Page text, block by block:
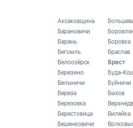
Аксаковщина
Барановичи
Барань
Бегомль
Белоозёрск
Березино
Белыничи
Береза
Березовка
Берестовица
Бешенковичи
Боровка
Браслав
Брест
Буда-
Буйничи
Быхов
Вилейка